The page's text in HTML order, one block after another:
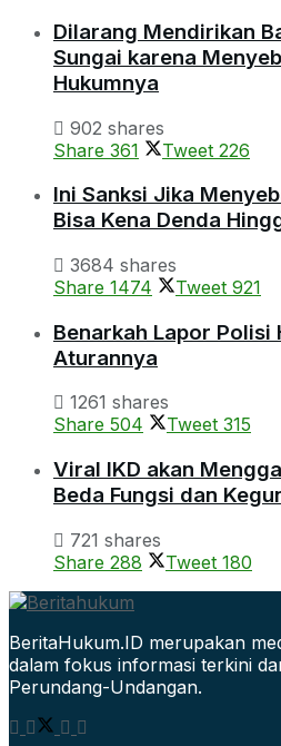
Dilarang Mendirikan
Sungai karena
Hukumnya
902 shares
Share 361 Tweet 226
Ini Sanksi Jika
Bisa Kena Denda
3684 shares
Share 1474 Tweet 921
Benarkah Lapor Polisi
Aturannya
1261 shares
Share 504 Tweet 315
Viral IKD akan
Beda Fungsi dan
721 shares
Share 288 Tweet 180
BeritaHukum.ID merupakan
dalam fokus informasi terkini
Perundang-Undangan.